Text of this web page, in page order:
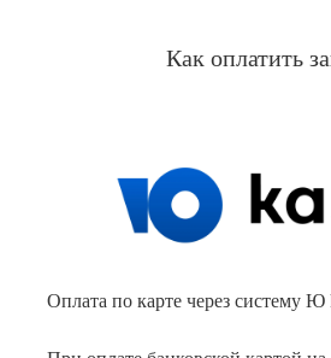
Как оплатить
Оплата по карте через систему Ю